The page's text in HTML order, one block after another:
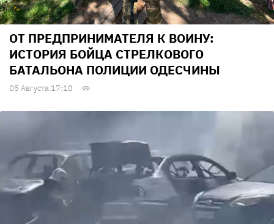
ОТ ПРЕДПРИНИМАТЕЛЯ К ВОИНУ:
ИСТОРИЯ БОЙЦА СТРЕЛКОВОГО
БАТАЛЬОНА ПОЛИЦИИ ОДЕСЧИНЫ
05 Августа 17:10